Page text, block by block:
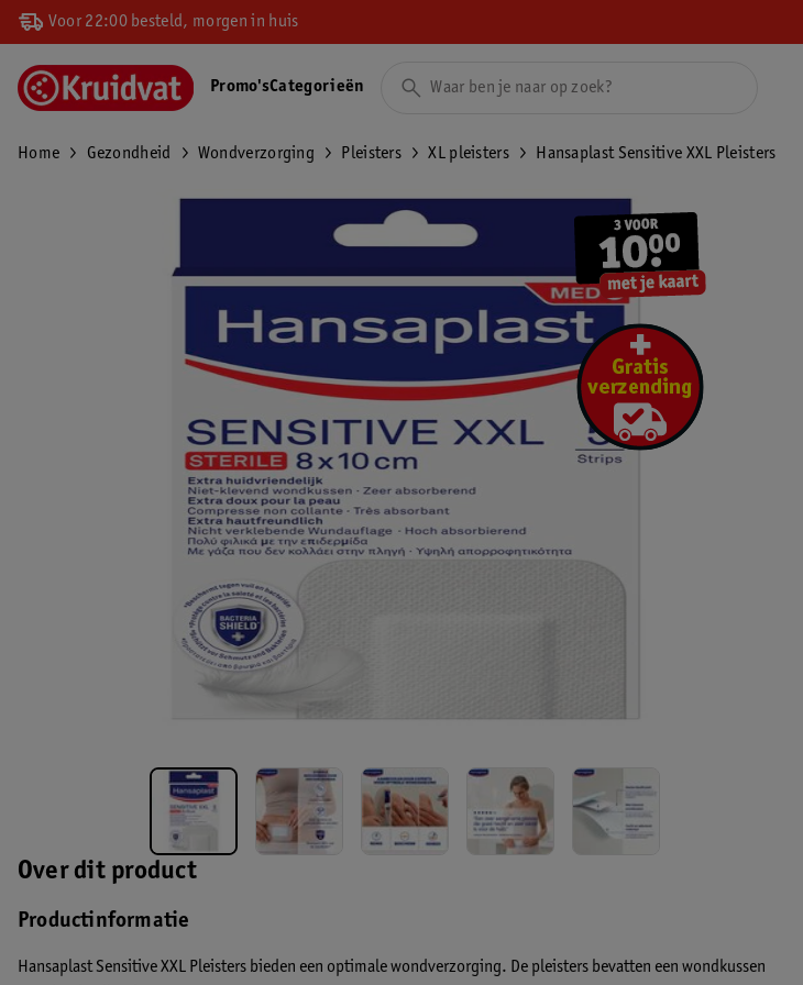
Voor 22:00 besteld, morgen in huis
Promo'sCategorieën
Home Gezondheid Wondverzorging Pleisters XL pleisters Hansaplast Sensitive XXL Pleisters
Over dit product
Productinformatie
Hansaplast Sensitive XXL Pleisters bieden een optimale wondverzorging. De pleisters bevatten een wondkussen